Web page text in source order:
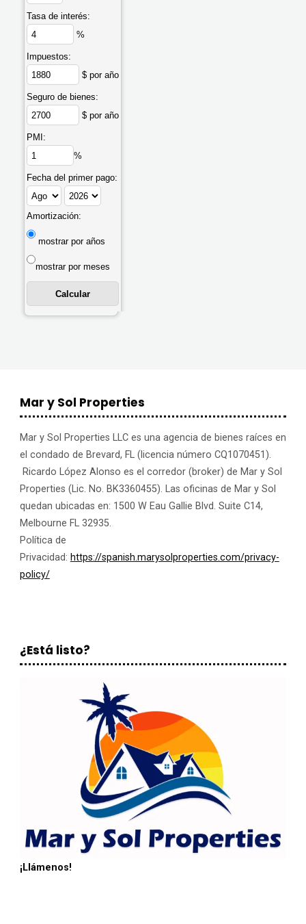
Tasa de interés:
%
Impuestos:
$ por año
Seguro de bienes:
$ por año
PMI:
%
Fecha del primer pago:
Amortización:
mostrar por años
mostrar por meses
Mar y Sol Properties
Mar y Sol Properties LLC es una agencia de bienes raíces en
el condado de Brevard, FL (licencia número CQ1070451).
Ricardo López Alonso es el corredor (broker) de Mar y Sol
Properties (Lic. No. BK3360455). Las oficinas de Mar y Sol
quedan ubicadas en: 1500 W Eau Gallie Blvd. Suite C14,
Melbourne FL 32935.
Política de
Privacidad: https://spanish.marysolproperties.com/privacy-
policy/
¿Está listo?
¡Llámenos!